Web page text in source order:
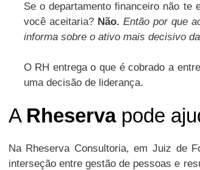
Se o departamento financeiro não te
você aceitaria? Não. Então por que
informa sobre o ativo mais decisivo
O RH entrega o que é cobrado a
uma decisão de liderança.
A Rheservapode
Na Rheserva Consultoria, em Juiz de
interseção entre gestão de pessoas e